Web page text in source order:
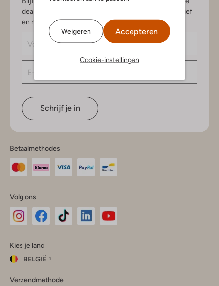
Weigeren Accepteren
Cookie-instellingen
deals, speciaal voor jou. Schrijf je in voor de nieuwsbrief
en maak kans op € 150,- shoptegoed.
Schrijf je in
Betaalmethodes
Volg ons
InstagramFacebook
Kies je land
BELGIË
je
Verzendmethode